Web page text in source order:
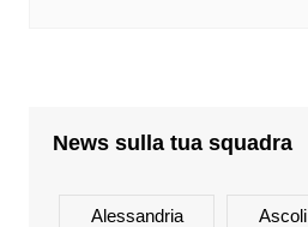
News sulla tua squadra
Alessandria Ascoli